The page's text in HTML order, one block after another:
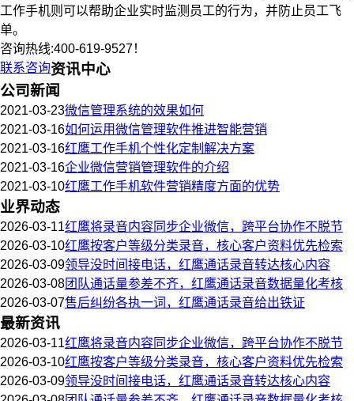
工作手机则可以帮助企业实时监测员工的行为，并防止员工飞
单。
咨询热线:400-619-9527！
联系咨询资讯中心
公司新闻
2021-03-23微信管理系统的效果如何
2021-03-16如何运用微信管理软件推进智能营销
2021-03-16红鹰工作手机个性化定制解决方案
2021-03-16企业微信营销管理软件的介绍
2021-03-10红鹰工作手机软件营销精度方面的优势
业界动态
2026-03-11红鹰将录音内容同步企业微信，跨平台协作不脱节
2026-03-10红鹰按客户等级分类录音，核心客户资料优先检索
2026-03-09领导没时间接电话，红鹰通话录音转达核心内容
2026-03-08团队通话量参差不齐，红鹰通话录音数据量化考核
2026-03-07售后纠纷各执一词，红鹰通话录音给出铁证
最新资讯
2026-03-11红鹰将录音内容同步企业微信，跨平台协作不脱节
2026-03-10红鹰按客户等级分类录音，核心客户资料优先检索
2026-03-09领导没时间接电话，红鹰通话录音转达核心内容